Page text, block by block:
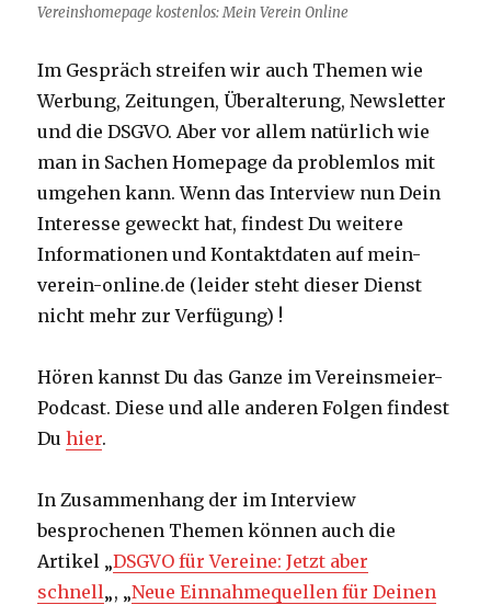
Vereinshomepage kostenlos: Mein Verein Online
Im Gespräch streifen wir auch Themen wie
Werbung, Zeitungen, Überalterung, Newsletter
und die DSGVO. Aber vor allem natürlich wie
man in Sachen Homepage da problemlos mit
umgehen kann. Wenn das Interview nun Dein
Interesse geweckt hat, findest Du weitere
Informationen und Kontaktdaten auf mein-
verein-online.de (leider steht dieser Dienst
nicht mehr zur Verfügung) !
Hören kannst Du das Ganze im Vereinsmeier-
Podcast. Diese und alle anderen Folgen findest
Duhier.
In Zusammenhang der im Interview
besprochenen Themen können auch die
Artikel „DSGVO für Vereine: Jetzt aber
schnell„, „Neue Einnahmequellen für Deinen